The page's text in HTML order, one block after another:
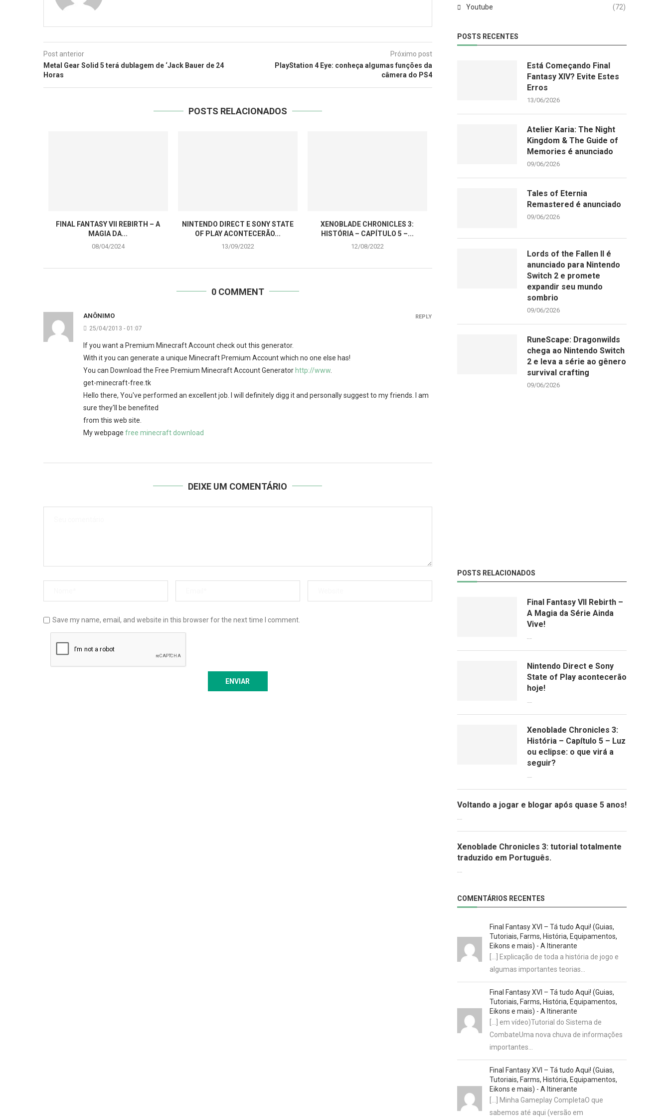
Post anterior
Metal Gear Solid 5 terá dublagem de ‘Jack Bauer de 24
Horas
Próximo post
PlayStation 4 Eye: conheça algumas funções da
câmera do PS4
POSTS RELACIONADOS
FINAL FANTASY VII REBIRTH – A
MAGIA DA...
08/04/2024
NINTENDO DIRECT E SONY STATE
OF PLAY ACONTECERÃO...
13/09/2022
XENOBLADE CHRONICLES 3:
HISTÓRIA – CAPÍTULO 5 –...
12/08/2022
0 COMMENT
ANÔNIMO
25/04/2013 - 01:07
If you want a Premium Minecraft Account check out this generator.
With it you can generate a unique Minecraft Premium Account which no one else has!
You can Download the Free Premium Minecraft Account Generator http://www
get-minecraft-free.tk
Hello there, You've performed an excellent job. I will definitely digg it and personally suggest to my friends. I am
sure they'll be benefited
from this web site.
My webpage free minecraft download
REPLY
DEIXE UM COMENTÁRIO
Save my name, email, and website in this browser for the next time I comment.
Youtube (72)
POSTS RECENTES
Está Começando Final
Fantasy XIV? Evite Estes
Erros
13/06/2026
Atelier Karia: The Night
Kingdom & The Guide of
Memories é anunciado
09/06/2026
Tales of Eternia
Remastered é anunciado
09/06/2026
Lords of the Fallen II é
anunciado para Nintendo
Switch 2 e promete
expandir seu mundo
sombrio
09/06/2026
RuneScape: Dragonwilds
chega ao Nintendo Switch
2 e leva a série ao gênero
survival crafting
09/06/2026
POSTS RELACIONADOS
Final Fantasy VII Rebirth –
A Magia da Série Ainda
Vive!
Nintendo Direct e Sony
State of Play acontecerão
hoje!
Xenoblade Chronicles 3:
História – Capítulo 5 – Luz
ou eclipse: o que virá a
seguir?
Voltando a jogar e blogar após quase 5 anos!
Xenoblade Chronicles 3: tutorial totalmente
traduzido em Português.
COMENTÁRIOS RECENTES
Final Fantasy XVI – Tá tudo Aqui! (Guias,
Tutoriais, Farms, História, Equipamentos,
Eikons e mais) - A Itinerante
[…] Explicação de toda a história de jogo e
algumas importantes teorias…
Final Fantasy XVI – Tá tudo Aqui! (Guias,
Tutoriais, Farms, História, Equipamentos,
Eikons e mais) - A Itinerante
[…] em vídeo)Tutorial do Sistema de
CombateUma nova chuva de informações
importantes…
Final Fantasy XVI – Tá tudo Aqui! (Guias,
Tutoriais, Farms, História, Equipamentos,
Eikons e mais) - A Itinerante
[…] Minha Gameplay CompletaO que
sabemos até aqui (versão em